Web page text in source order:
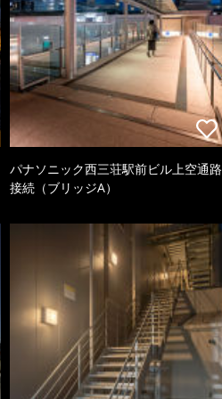
パナソニック西三荘駅前ビル上空通路
接続（ブリッジA）